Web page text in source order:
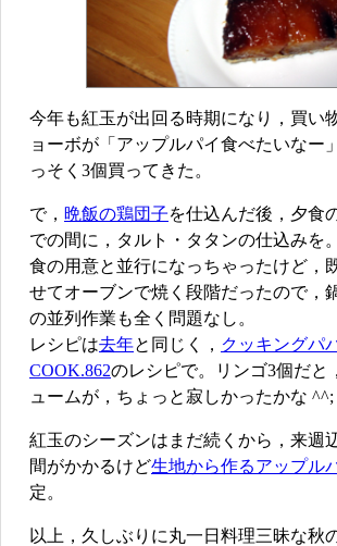
今年も紅玉が出回る時期になり，買い
ョーボが「アップルパイ食べたいなー
っそく3個買ってきた。
で， 晩飯の鶏団子を仕込んだ後，夕食
での間に，タルト・タタンの仕込みを
食の用意と並行になっちゃったけど，
せてオーブンで焼く段階だったので，
の並列作業も全く問題なし。
レシピは去年と同じく， クッキングパ
COOK.862のレシピで。リンゴ3個だと
ュームが，ちょっと寂しかったかな ^^;
紅玉のシーズンはまだ続くから，来週
間がかかるけど生地から作るアップル
定。
以上，久しぶりに丸一日料理三昧な秋